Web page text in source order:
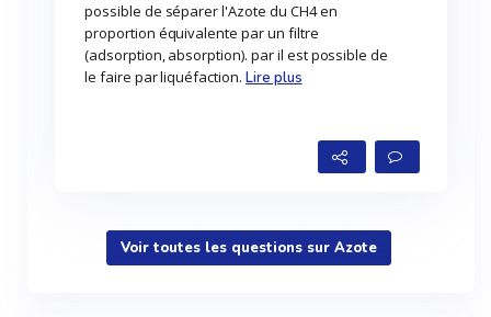
possible de séparer l'Azote du CH4 en
proportion équivalente par un filtre
(adsorption, absorption). par il est possible de
le faire par liquéfaction. Lire plus
Voir toutes les questions sur Azote